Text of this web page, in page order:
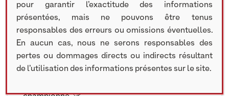
nouvel investisseur dans le groupe » 😊🤝
Guillaume David , Président du Groupe Solstyce,
était l’invité de notre Podcast « Paroles
d’Entrepreneurs ». Guillaume a ainsi pu revenir sur
la collaboration entre Solstyce et nos équipes en
pour garantir l’exactitude des informations
présentées, mais ne pouvons être tenus
responsables des erreurs ou omissions éventuelles.
En aucun cas, nous ne serons responsables des
pertes ou dommages directs ou indirects résultant
de l’utilisation des informations présentes sur le site.